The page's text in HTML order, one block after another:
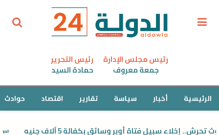
رئيس مجلس الإدارة
جمعة معروف
رئيس التحرير
حمادة السيد
الرئيسية أخبار سياسة تقارير اقتصاد حوادث
إخلاء سبيل فتاة أوبر وسائق بكفالة 5 آلاف جنيه